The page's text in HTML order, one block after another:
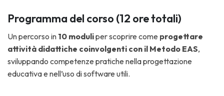
Programma del corso (12 ore totali)
Un percorso in 10 moduliper scoprire come progettare
attività didattiche coinvolgenti con il Metodo EAS,
sviluppando competenze pratiche nella progettazione
educativa e nell’uso di software utili.